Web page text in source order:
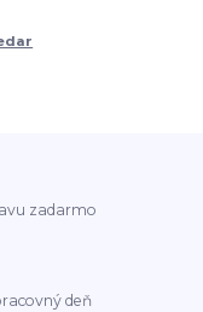
zadarmo
deň